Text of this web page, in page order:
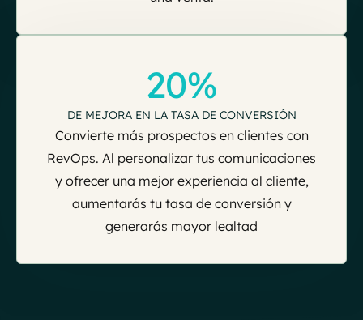
20%
DE MEJORA EN LA TASA DE CONVERSIÓN
Convierte más prospectos en clientes con
RevOps. Al personalizar tus comunicaciones
y ofrecer una mejor experiencia al cliente,
aumentarás tu tasa de conversión y
generarás mayor lealtad